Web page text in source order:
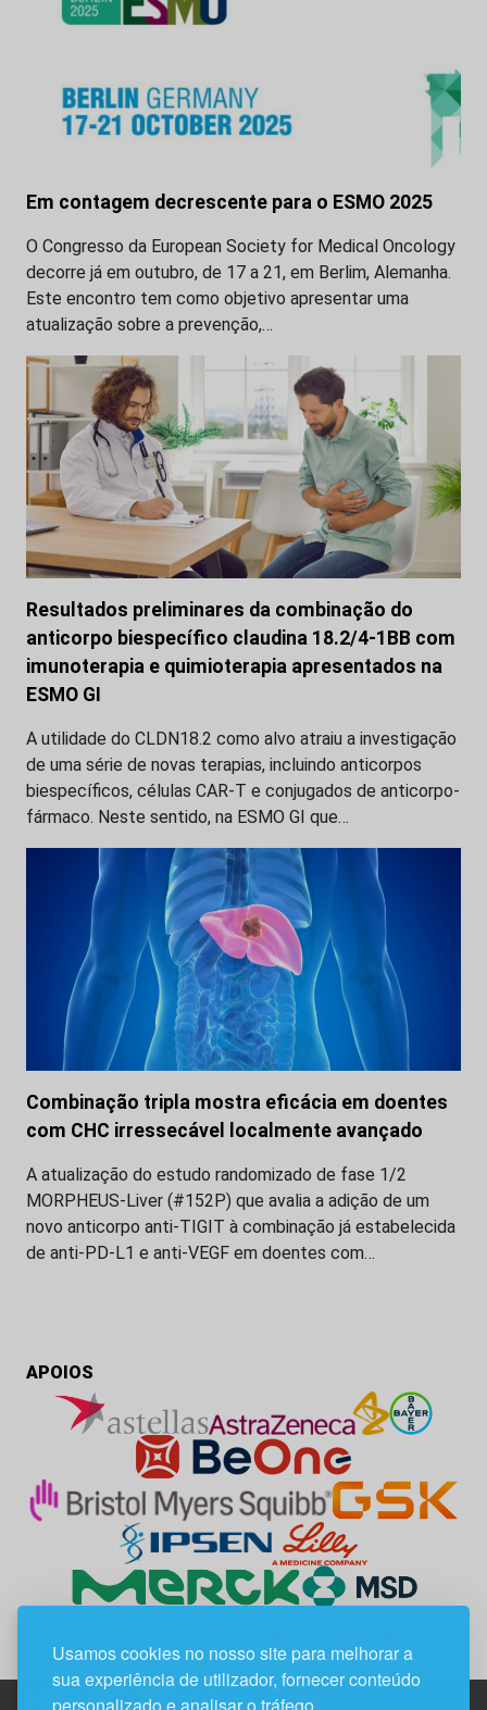
Usamos cookies no nosso site para melhorar a
sua experiência de utilizador, fornecer conteúdo
Em contagem decrescente para o ESMO 2025
O Congresso da European Society for Medical Oncology
decorre já em outubro, de 17 a 21, em Berlim, Alemanha.
Este encontro tem como objetivo apresentar uma
atualização sobre a prevenção,…
Resultados preliminares da combinação do
anticorpo biespecífico claudina 18.2/4-1BB com
imunoterapia e quimioterapia apresentados na
ESMO GI
A utilidade do CLDN18.2 como alvo atraiu a investigação
de uma série de novas terapias, incluindo anticorpos
biespecíficos, células CAR-T e conjugados de anticorpo-
fármaco. Neste sentido, na ESMO GI que…
Combinação tripla mostra eficácia em doentes
com CHC irressecável localmente avançado
A atualização do estudo randomizado de fase 1/2
MORPHEUS-Liver (#152P) que avalia a adição de um
novo anticorpo anti-TIGIT à combinação já estabelecida
de anti-PD-L1 e anti-VEGF em doentes com…
APOIOS